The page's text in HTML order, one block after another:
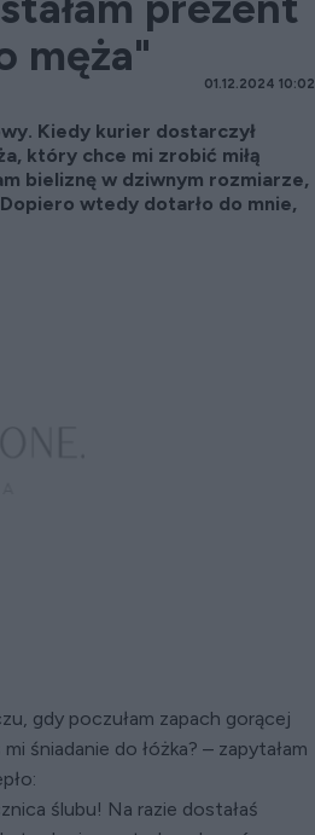
męża"
01.12.2024 10:02
Kiedy kurier dostarczył
który chce mi zrobić miłą
bieliznę w dziwnym rozmiarze,
wtedy dotarło do mnie,
gdy poczułam zapach gorącej
śniadanie do łóżka? – zapytałam
ślubu! Na razie dostałaś